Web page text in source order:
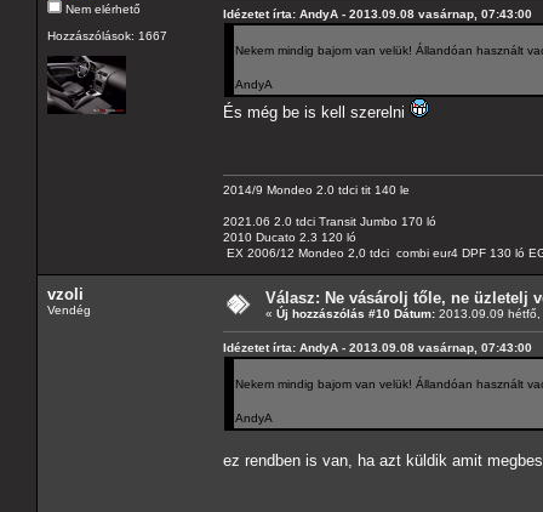
Nem elérhető
Hozzászólások: 1667
Idézetet írta: AndyA - 2013.09.08 vasárnap, 07:43:00
Nekem mindig bajom van velük! Állandóan használt
AndyA
És még be is kell szerelni
2014/9 Mondeo 2.0 tdci tit 140 le
2021.06 2.0 tdci Transit Jumbo 170 ló
2010 Ducato 2.3 120 ló
EX 2006/12 Mondeo 2,0 tdci combi eur4 DPF 130 ló
vzoli
Vendég
Válasz: Ne vásárolj tőle, ne üzletelj
« Új hozzászólás #10 Dátum: 2013.09.09
Idézetet írta: AndyA - 2013.09.08 vasárnap, 07:43:00
Nekem mindig bajom van velük! Állandóan használt
AndyA
ez rendben is van, ha azt küldik amit